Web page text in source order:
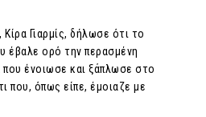
Γιαρμίς, δήλωσε ότι το
έβαλε ορό την περασμένη
ένοιωσε και ξάπλωσε στο
που, όπως είπε, έμοιαζε με